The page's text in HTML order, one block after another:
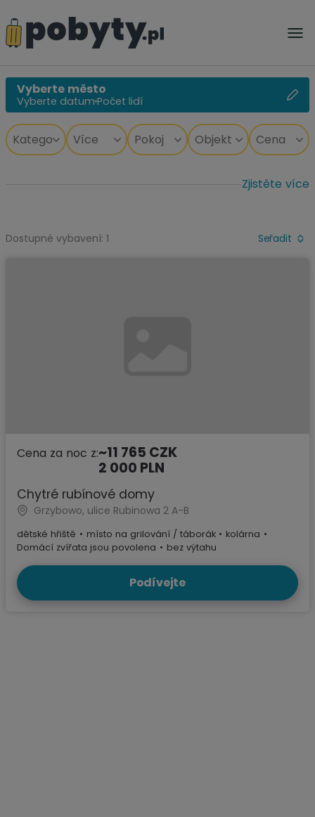
Vyberte město
Vyberte datum Počet lidí
Zjistěte více
Dostupné vybavení: 1 Seřadit
Cena za noc z:~11 765 CZK
2 000 PLN
Chytré rubínové domy
Grzybowo, ulice Rubinowa 2 A-B
dětské hřiště • místo na grilování / táborák • kolárna •
Domácí zvířata jsou povolena • bez výtahu
Podívejte